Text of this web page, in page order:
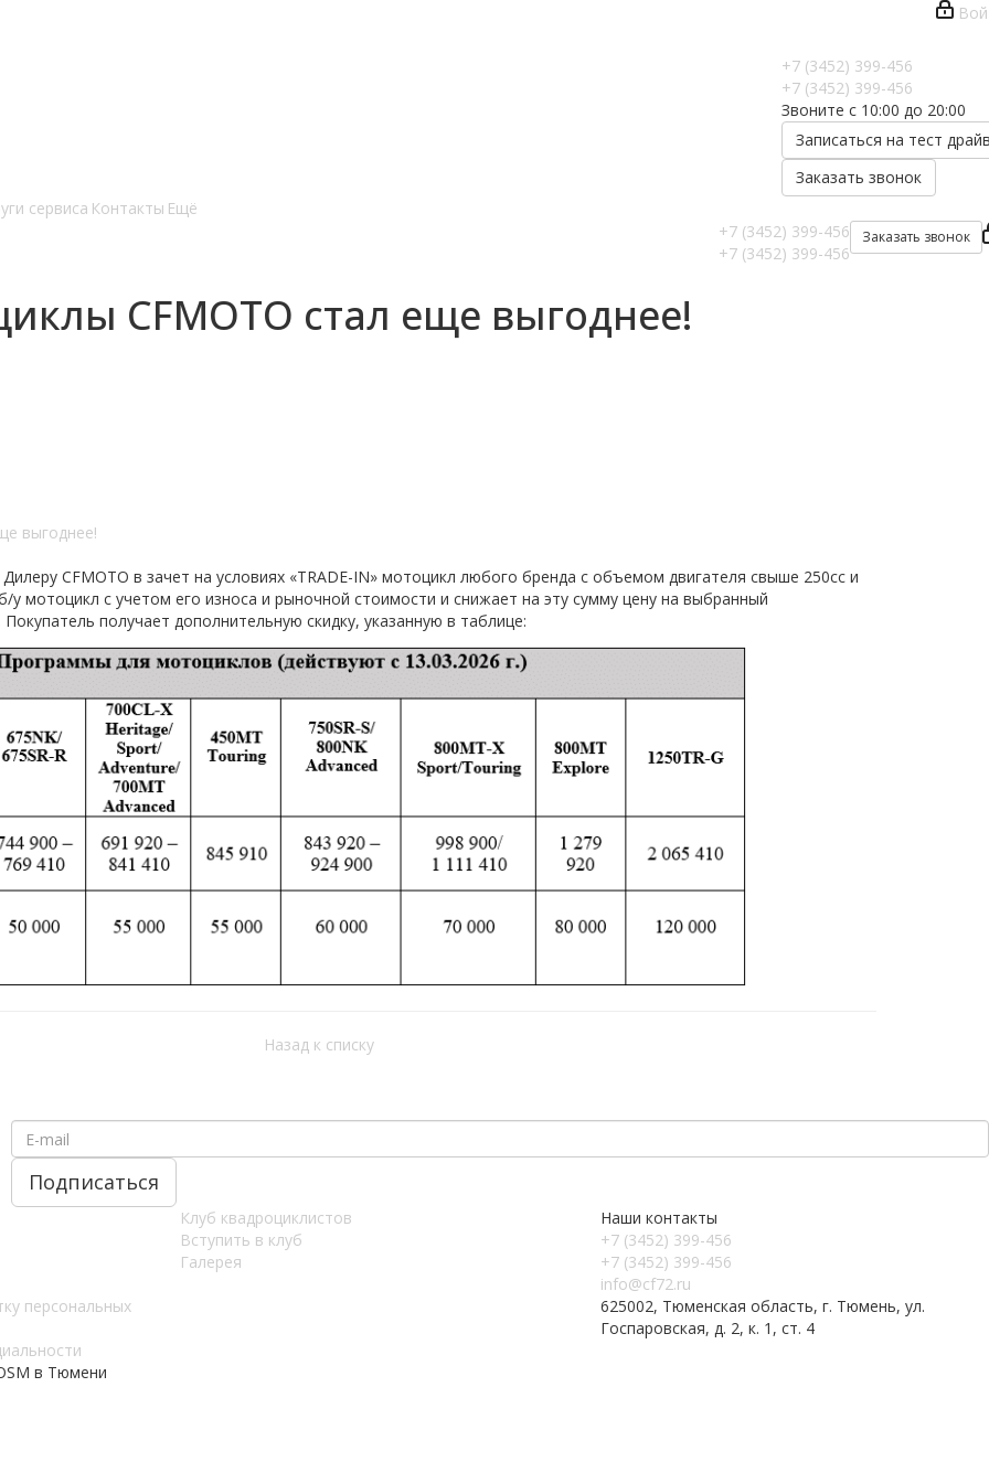
+7 (3452) 399-456
+7 (3452) 399-456
Звоните с 10:00 до 20:00
Записаться на тест
Заказать звонок
сервиса Контакты Ещё
Заказать звонок
+7 (3452) 399-456
+7 (3452) 399-456
CFMOTO стал еще выгоднее!
CFMOTO в зачет на условиях «TRADE-IN» мотоцикл любого бренда с объемом двигателя свыше 250сс и
мотоцикл с учетом его износа и рыночной стоимости и снижает на эту сумму цену на выбранный
получает дополнительную скидку, указанную в таблице:
Назад к списку
персональных
Клуб квадроциклистов
Вступить в клуб
Галерея
Наши контакты
+7 (3452) 399-456
+7 (3452) 399-456
info@cf72.ru
625002, Тюменская область, г. Тюмень, ул.
Госпаровская, д. 2, к. 1, ст. 4
в Тюмени